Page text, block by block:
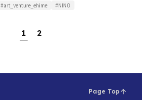
#art_venture_ehime #NINO
1 2
Page Top